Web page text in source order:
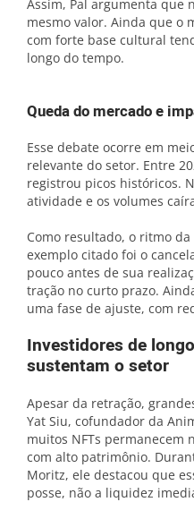
Assim, Pal argumenta que
mesmo valor. Ainda que o
com forte base cultural
longo do tempo.
Queda do mercado e
Esse debate ocorre em
relevante do setor. Entre
registrou picos históricos.
atividade e os volumes
Como resultado, o ritmo
exemplo citado foi o
pouco antes de sua
tração no curto prazo.
uma fase de ajuste, com
Investidores de
sustentam o setor
Apesar da retração,
Yat Siu, cofundador da
muitos NFTs permanecem
com alto patrimônio.
Moritz, ele destacou que
posse, não a liquidez